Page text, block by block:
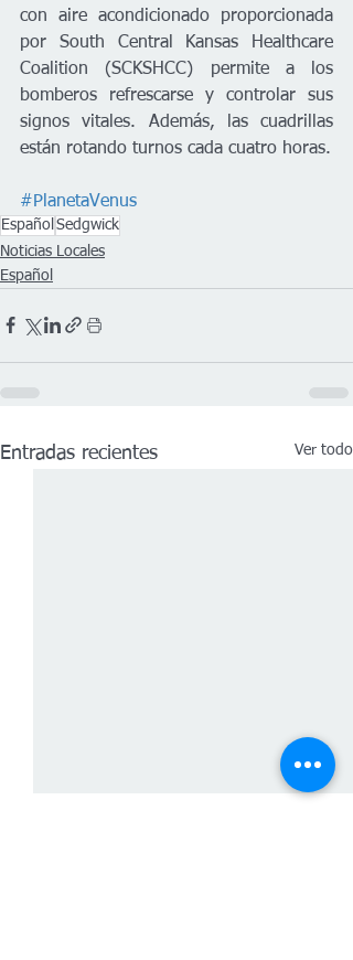
con aire acondicionado proporcionada
por South Central Kansas Healthcare
Coalition (SCKSHCC) permite a los
bomberos refrescarse y controlar sus
signos vitales. Además, las cuadrillas
están rotando turnos cada cuatro horas.
#PlanetaVenus
Español Sedgwick
Noticias Locales
Español
Entradas recientes Ver todo